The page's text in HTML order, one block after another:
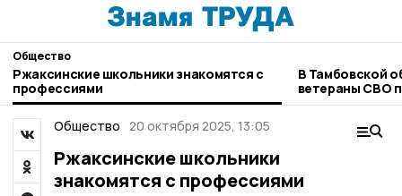
Общество
Ржаксинские школьники знакомятся с
профессиями
В Тамбовской
ветераны СВО
Общество 20 октября 2025, 13:05
Ржаксинские школьники
знакомятся с профессиями